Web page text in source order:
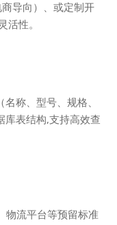
导向）、或定制开
活性。
称、型号、规格、
库表结构,支持高效查
物流平台等预留标准